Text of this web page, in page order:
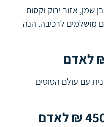
שמן, אזור ירוק וקסום
מושלמים לרכיבה. הנה
עם עולם הסוסים